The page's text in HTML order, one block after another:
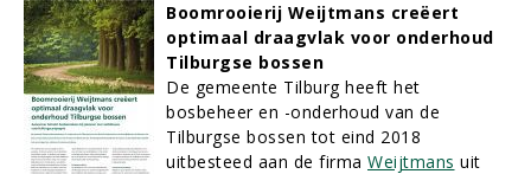
Boomrooierij Weijtmans creëert
optimaal draagvlak voor onderhoud
Tilburgse bossen
De gemeente Tilburg heeft het
bosbeheer en -onderhoud van de
Tilburgse bossen tot eind 2018
uitbesteed aan de firma Weijtmans uit